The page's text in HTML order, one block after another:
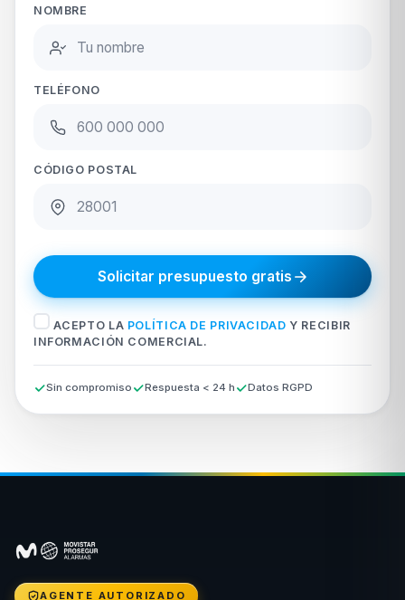
NOMBRE
TELÉFONO
CÓDIGO POSTAL
Solicitar presupuesto gratis
ACEPTO LA POLÍTICA DE PRIVACIDAD Y RECIBIR
INFORMACIÓN COMERCIAL.
Sin compromiso Respuesta < 24 h Datos RGPD
AGENTE AUTORIZADO